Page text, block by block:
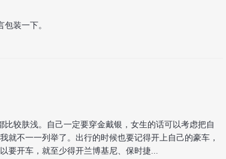
装一下。
较肤浅。自己一定要穿金戴银，女生的话可以考虑把自
就不一一列举了。出行的时候也要记得开上自己的豪车，
要开车，就至少得开兰博基尼、保时捷...